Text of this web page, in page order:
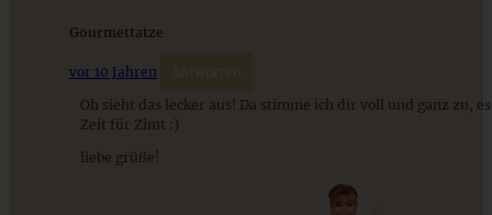
Schwedische Kardamom-Knoten (Kardamummebullar) –
Gourmettatze
vor 10 Jahren Antworten
Oh sieht das lecker aus! Da stimme ich dir voll und ganz zu,
Zeit für Zimt :)
liebe grüße!